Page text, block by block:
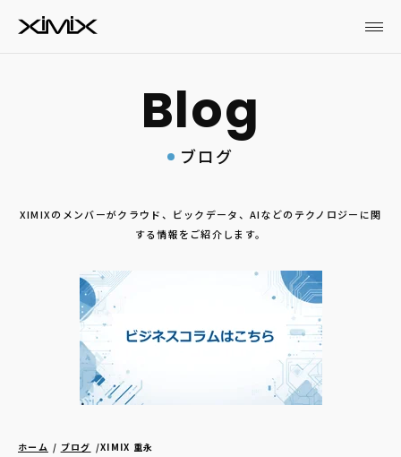
ブログ
XIMIXのメンバーがクラウド、ビックデータ、AIなどのテクノロジーに関
する情報をご紹介します。
ホーム ブログ XIMIX 重永